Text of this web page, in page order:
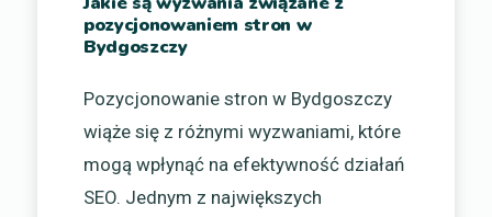
pozycjonowaniem stron w
Bydgoszczy
Pozycjonowanie stron w Bydgoszczy
wiąże się z różnymi wyzwaniami, które
mogą wpłynąć na efektywność działań
SEO. Jednym z największych